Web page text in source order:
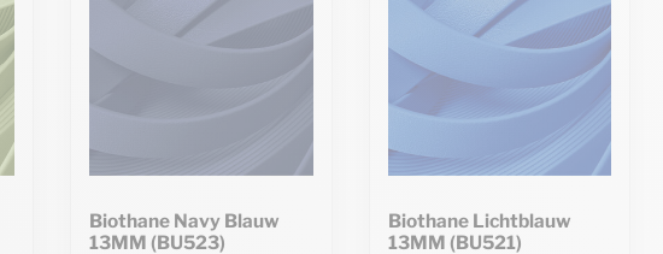
Biothane Navy Blauw
13MM (BU523)
Biothane Lichtblauw
13MM (BU521)